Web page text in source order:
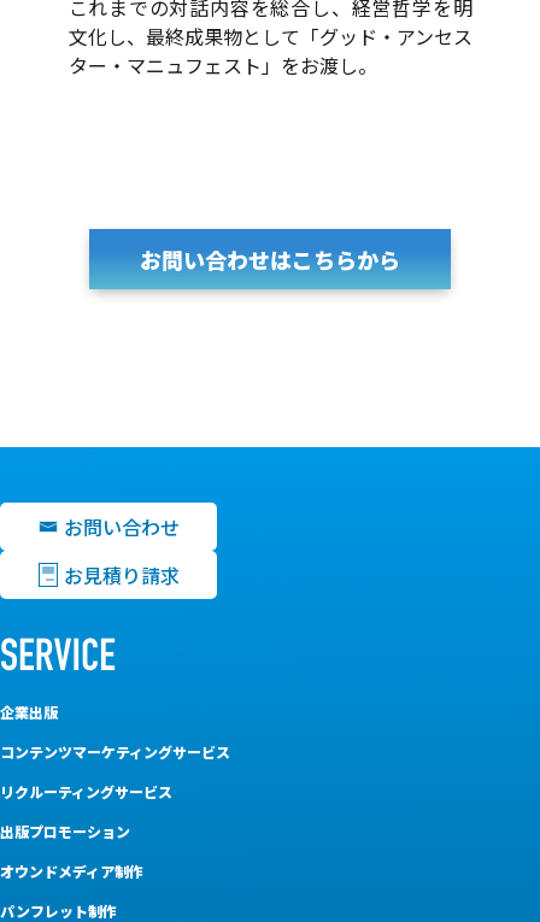
これまでの対話内容を総合し、経営哲学を明
文化し、最終成果物として「グッド・アンセス
ター・マニュフェスト」をお渡し。
お問い合わせはこちらから
お問い合わせ
お見積り請求
企業出版
コンテンツマーケティングサービス
リクルーティングサービス
出版プロモーション
オウンドメディア制作
パンフレット制作